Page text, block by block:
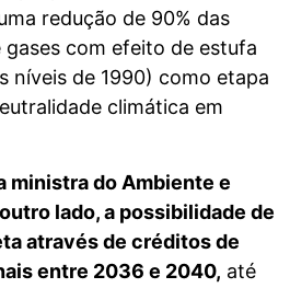
redução de 90% das
gases com efeito de estufa
níveis de 1990) como etapa
climática em
ministra do Ambiente e
lado, a possibilidade de
através de créditos de
entre 2036 e 2040, até